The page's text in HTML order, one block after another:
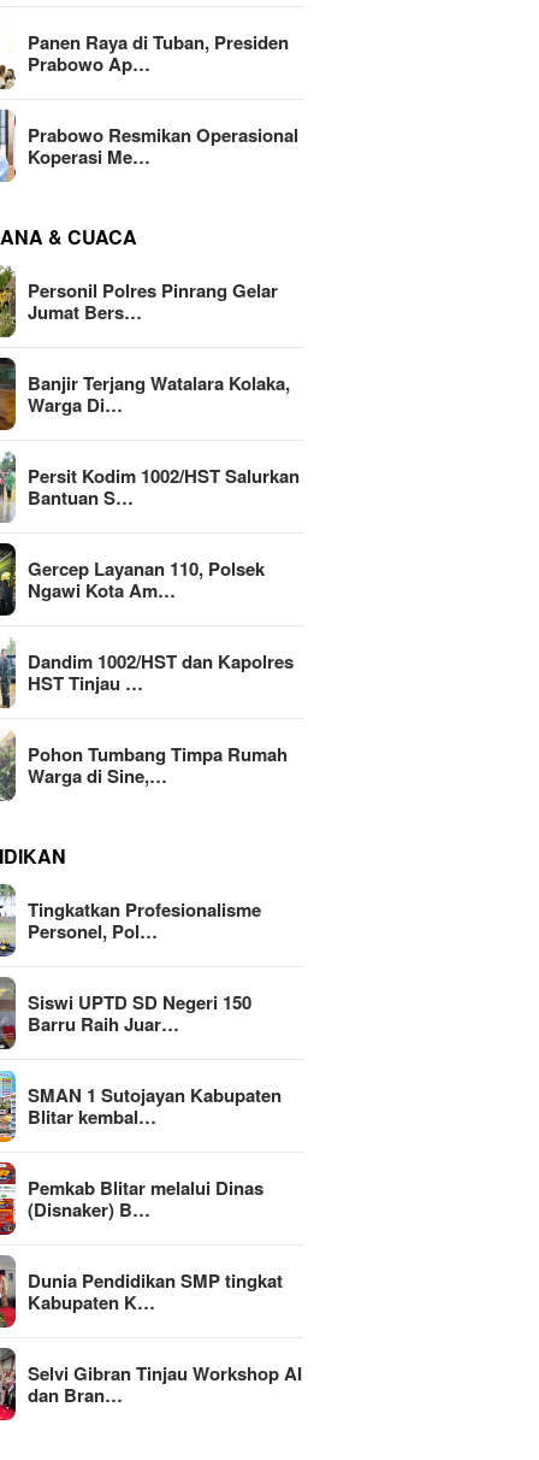
Panen Raya di Tuban, Presiden
Prabowo Ap…
Prabowo Resmikan Operasional
Koperasi Me…
& CUACA
Personil Polres Pinrang Gelar
Jumat Bers…
Banjir Terjang Watalara Kolaka,
Warga Di…
Persit Kodim 1002/HST Salurkan
Bantuan S…
Gercep Layanan 110, Polsek
Ngawi Kota Am…
Dandim 1002/HST dan Kapolres
HST Tinjau …
Pohon Tumbang Timpa Rumah
Warga di Sine,…
Tingkatkan Profesionalisme
Personel, Pol…
Siswi UPTD SD Negeri 150
Barru Raih Juar…
SMAN 1 Sutojayan Kabupaten
Blitar kembal…
Pemkab Blitar melalui Dinas
(Disnaker) B…
Dunia Pendidikan SMP tingkat
Kabupaten K…
Selvi Gibran Tinjau Workshop AI
dan Bran…